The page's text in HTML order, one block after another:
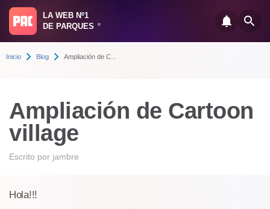
LA WEB Nº1
DE PARQUES
®
Inicio Blog Ampliación de C...
Ampliación de Cartoon
village
Escrito por jambre
Hola!!!